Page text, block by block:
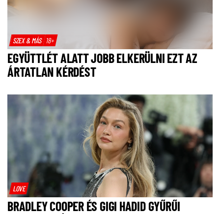
SZEX & MÁS 18+
EGYÜTTLÉT ALATT JOBB ELKERÜLNI EZT AZ
ÁRTATLAN KÉRDÉST
LOVE
BRADLEY COOPER ÉS GIGI HADID GYŰRŰI